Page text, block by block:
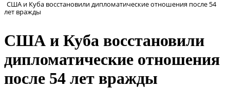
США и Куба восстановили дипломатические отношения после 54
лет вражды
США и Куба восстановили
дипломатические отношения
после 54 лет вражды